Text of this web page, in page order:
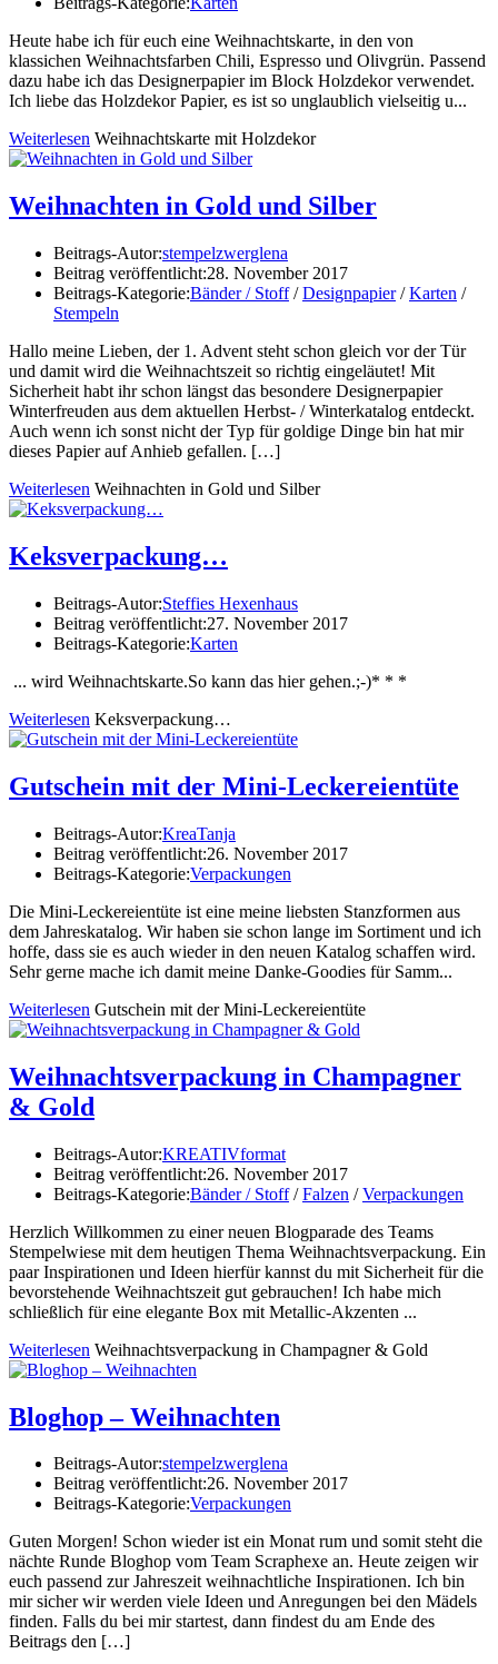
Heute habe ich für euch eine Weihnachtskarte, in den von
klassichen Weihnachtsfarben Chili, Espresso und Olivgrün. Passend
dazu habe ich das Designerpapier im Block Holzdekor verwendet.
Ich liebe das Holzdekor Papier, es ist so unglaublich vielseitig u...
Weiterlesen Weihnachtskarte mit Holzdekor
Weihnachten in Gold und Silber
Beitrags-Autor:stempelzwerglena
Beitrag veröffentlicht:28. November 2017
Beitrags-Kategorie:Bänder / Stoff / Designpapier / Karten /
Stempeln
Hallo meine Lieben, der 1. Advent steht schon gleich vor der Tür
und damit wird die Weihnachtszeit so richtig eingeläutet! Mit
Sicherheit habt ihr schon längst das besondere Designerpapier
Winterfreuden aus dem aktuellen Herbst- / Winterkatalog entdeckt.
Auch wenn ich sonst nicht der Typ für goldige Dinge bin hat mir
dieses Papier auf Anhieb gefallen. […]
Weiterlesen Weihnachten in Gold und Silber
Keksverpackung…
Beitrags-Autor:Steffies Hexenhaus
Beitrag veröffentlicht:27. November 2017
Beitrags-Kategorie:Karten
... wird Weihnachtskarte.So kann das hier gehen.;-)* * *
Weiterlesen Keksverpackung…
Gutschein mit der Mini-Leckereientüte
Beitrags-Autor:KreaTanja
Beitrag veröffentlicht:26. November 2017
Beitrags-Kategorie:Verpackungen
Die Mini-Leckereientüte ist eine meine liebsten Stanzformen aus
dem Jahreskatalog. Wir haben sie schon lange im Sortiment und ich
hoffe, dass sie es auch wieder in den neuen Katalog schaffen wird.
Sehr gerne mache ich damit meine Danke-Goodies für Samm...
Weiterlesen Gutschein mit der Mini-Leckereientüte
Weihnachtsverpackung in Champagner
& Gold
Beitrags-Autor:KREATIVformat
Beitrag veröffentlicht:26. November 2017
Beitrags-Kategorie:Bänder / Stoff / Falzen / Verpackungen
Herzlich Willkommen zu einer neuen Blogparade des Teams
Stempelwiese mit dem heutigen Thema Weihnachtsverpackung. Ein
paar Inspirationen und Ideen hierfür kannst du mit Sicherheit für die
bevorstehende Weihnachtszeit gut gebrauchen! Ich habe mich
schließlich für eine elegante Box mit Metallic-Akzenten ...
Weiterlesen Weihnachtsverpackung in Champagner & Gold
Bloghop – Weihnachten
Beitrags-Autor:stempelzwerglena
Beitrag veröffentlicht:26. November 2017
Beitrags-Kategorie:Verpackungen
Guten Morgen! Schon wieder ist ein Monat rum und somit steht die
nächte Runde Bloghop vom Team Scraphexe an. Heute zeigen wir
euch passend zur Jahreszeit weihnachtliche Inspirationen. Ich bin
mir sicher wir werden viele Ideen und Anregungen bei den Mädels
finden. Falls du bei mir startest, dann findest du am Ende des
Beitrags den […]